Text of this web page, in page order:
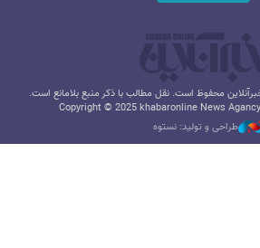
محفوظ است. نقل مطالب با ذکر منبع بلامانع است.
Copyright © 2025 khabaronline News
طراحی و تولید: نستوه